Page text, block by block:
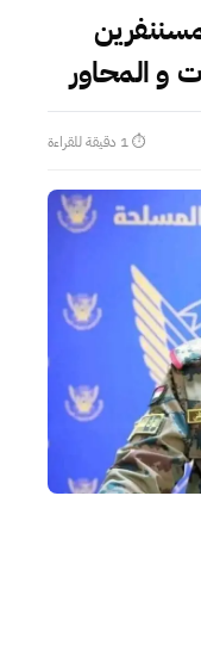
و المحاور
⏱ 1 دقيقة للقراءة